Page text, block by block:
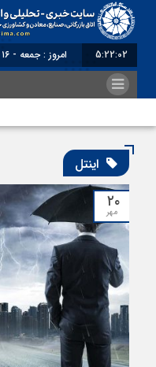
5:22:03 امروز : جمعه - ۱۶ مرداد - ۱۴۰۵
اینتل
۲۰
مهر